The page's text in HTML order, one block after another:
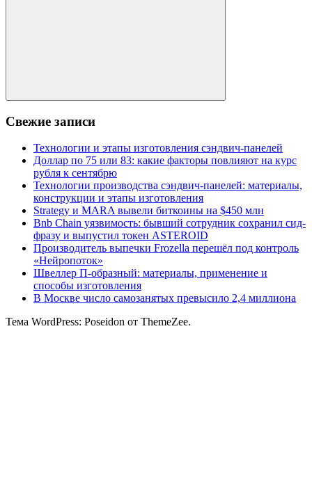
Поиск
Свежие записи
Технологии и этапы изготовления сэндвич-панелей
Доллар по 75 или 83: какие факторы повлияют на курс
рубля к сентябрю
Технологии производства сэндвич-панелей: материалы,
конструкции и этапы изготовления
Strategy и MARA вывели биткоины на $450 млн
Bnb Chain уязвимость: бывший сотрудник сохранил сид-
фразу и выпустил токен ASTEROID
Производитель выпечки Frozella перешёл под контроль
«Нейропоток»
Швеллер П-образный: материалы, применение и
способы изготовления
В Москве число самозанятых превысило 2,4 миллиона
Тема WordPress: Poseidon от ThemeZee.